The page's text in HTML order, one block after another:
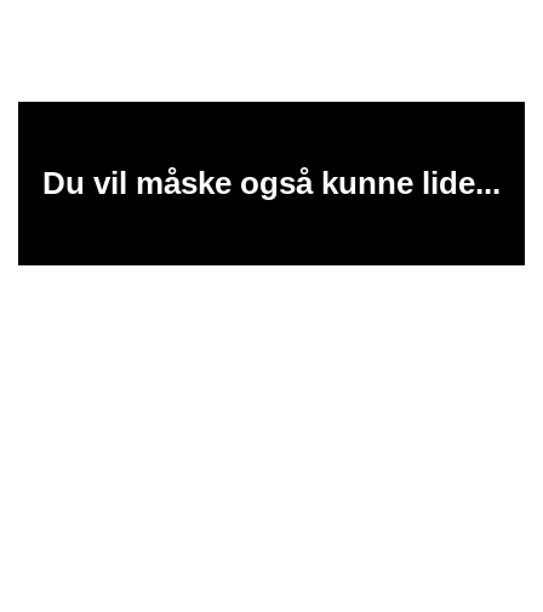
Du vil måske også kunne lide...